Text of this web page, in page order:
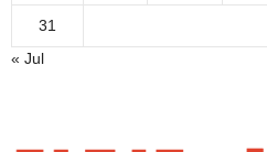
31
« Jul